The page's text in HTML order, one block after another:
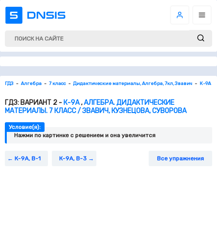
ГДЗ Алгебра 7 класс Дидактические материалы, Алгебра, 7кл, Звавич К-9А
ГДЗ: ВАРИАНТ 2 - К-9А,АЛГЕБРА. ДИДАКТИЧЕСКИЕ
МАТЕРИАЛЫ. 7 КЛАСС / ЗВАВИЧ, КУЗНЕЦОВА, СУВОРОВА
Условие(я):
Нажми по картинке c решением и она увеличится
К-9А, В-1 К-9А, В-3 Все упражнения